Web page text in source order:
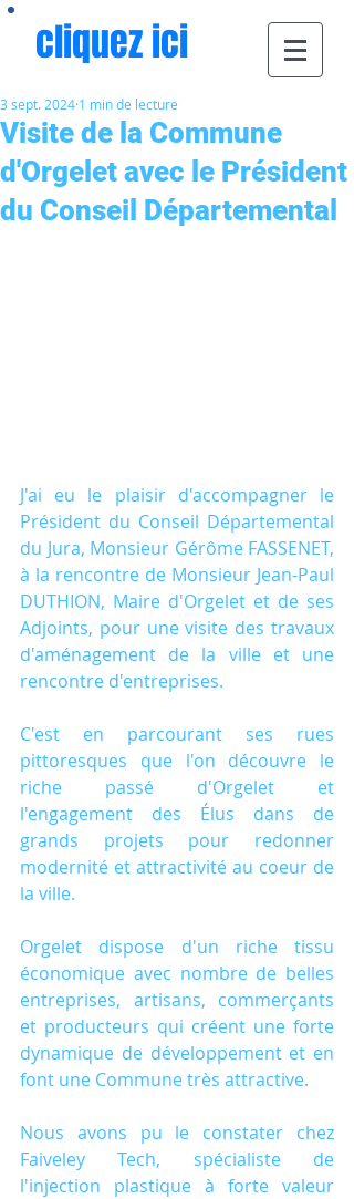
cliquez ici
Visite de la Commune
d'Orgelet avec le Président
du Conseil Départemental
3 sept. 2024 1 min de lecture
J'ai eu le plaisir d'accompagner le
Président du Conseil Départemental
du Jura, Monsieur Gérôme FASSENET,
à la rencontre de Monsieur Jean-Paul
DUTHION, Maire d'Orgelet et de ses
Adjoints, pour une visite des travaux
d'aménagement de la ville et une
rencontre d'entreprises.
C'est en parcourant ses rues
pittoresques que l'on découvre le
riche passé d'Orgelet et
l'engagement des Élus dans de
grands projets pour redonner
modernité et attractivité au coeur de
la ville.
Orgelet dispose d'un riche tissu
économique avec nombre de belles
entreprises, artisans, commerçants
et producteurs qui créent une forte
dynamique de développement et en
font une Commune très attractive.
Nous avons pu le constater chez
Faiveley Tech, spécialiste de
l'injection plastique à forte valeur